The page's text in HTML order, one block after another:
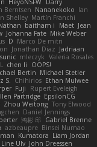
HeyoNSFW Darry
Berntsen Nananekoko Ian
Shelley Martín Franchi
baitham i Maet Jean
Johanna Fate Mike Weber
D Marco De mitri
Jonathan Diaz Jadriaan
mleczyk Valeria Rosales
chen li
OOPS!
Bertin Michael Stetler
S. Chihirios Ethan Mulwee
Fuji
Rupert Eveleigh
Partridge EpsilonCG
Zhou Weitong Tony Elwood
Daniel Jennings
鸿彬 邱 Gabriel Brenne
azbeaupre Binsei Numao
Kumatora Liam Jordan
Line Ulv John Dreessen